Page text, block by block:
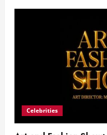
Celebrities